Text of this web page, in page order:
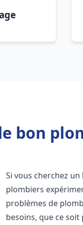
bon
Si vous cherchez un
plombiers
problèmes de
besoins, que ce